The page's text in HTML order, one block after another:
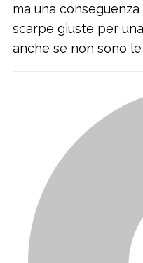
ma una
scarpe giuste per
anche se non sono